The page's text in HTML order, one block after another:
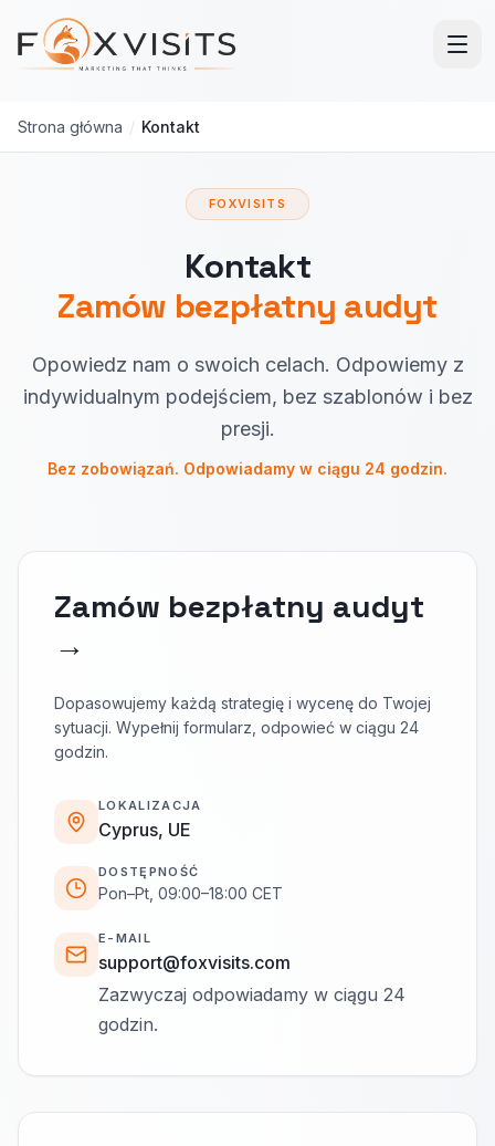
Przejdź do treści głównej
Strona główna / Kontakt
FOXVISITS
Kontakt
Zamów bezpłatny audyt
Opowiedz nam o swoich celach. Odpowiemy z
indywidualnym podejściem, bez szablonów i bez
presji.
Bez zobowiązań. Odpowiadamy w ciągu 24 godzin.
Zamów bezpłatny audyt
→
Dopasowujemy każdą strategię i wycenę do Twojej
sytuacji. Wypełnij formularz, odpowieć w ciągu 24
godzin.
LOKALIZACJA
Cyprus, UE
DOSTĘPNOŚĆ
Pon–Pt, 09:00–18:00 CET
E-MAIL
support@foxvisits.com
Zazwyczaj odpowiadamy w ciągu 24
godzin.